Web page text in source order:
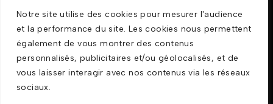
Notre site utilise des cookies pour mesurer l'audience
et la performance du site. Les cookies nous permettent
également de vous montrer des contenus
personnalisés, publicitaires et/ou géolocalisés, et de
vous laisser interagir avec nos contenus via les réseaux
sociaux.